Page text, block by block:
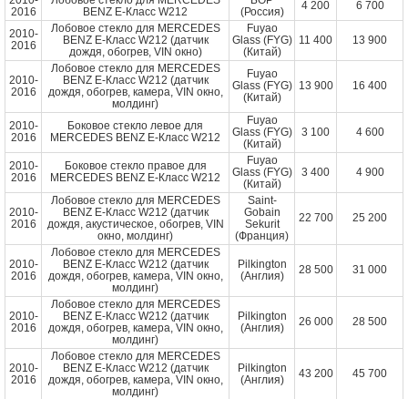
2016
BENZ E-Класс W212
(Россия)
4 200 6 700
2010-
2016
Лобовое стекло для MERCEDES
BENZ E-Класс W212 (датчик
дождя, обогрев, VIN окно)
Fuyao
Glass (FYG)
(Китай)
11 400 13 900
2010-
2016
Лобовое стекло для MERCEDES
BENZ E-Класс W212 (датчик
дождя, обогрев, камера, VIN окно,
молдинг)
Fuyao
Glass (FYG)
(Китай)
13 900 16 400
2010-
2016
Боковое стекло левое для
MERCEDES BENZ E-Класс W212
Fuyao
Glass (FYG)
(Китай)
3 100 4 600
2010-
2016
Боковое стекло правое для
MERCEDES BENZ E-Класс W212
Fuyao
Glass (FYG)
(Китай)
3 400 4 900
2010-
2016
Лобовое стекло для MERCEDES
BENZ E-Класс W212 (датчик
дождя, акустическое, обогрев, VIN
окно, молдинг)
Saint-
Gobain
Sekurit
(Франция)
22 700 25 200
2010-
2016
Лобовое стекло для MERCEDES
BENZ E-Класс W212 (датчик
дождя, обогрев, камера, VIN окно,
молдинг)
Pilkington
(Англия)
28 500 31 000
2010-
2016
Лобовое стекло для MERCEDES
BENZ E-Класс W212 (датчик
дождя, обогрев, камера, VIN окно,
молдинг)
Pilkington
(Англия)
26 000 28 500
2010-
2016
Лобовое стекло для MERCEDES
BENZ E-Класс W212 (датчик
дождя, обогрев, камера, VIN окно,
молдинг)
Pilkington
(Англия)
43 200 45 700